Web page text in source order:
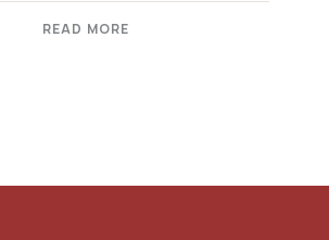
READ MORE